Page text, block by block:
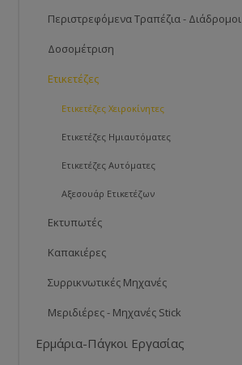
Περιστρεφόμενα Τραπέζια - Διάδρομοι
Δοσομέτριση
Ετικετέζες
Ετικετέζες Χειροκίνητες
Ετικετέζες Ημιαυτόματες
Ετικετέζες Αυτόματες
Αξεσουάρ Ετικετέζων
Εκτυπωτές
Καπακιέρες
Συρρικνωτικές Μηχανές
Μεριδιέρες - Μηχανές Stick
Ερμάρια-Πάγκοι Εργασίας